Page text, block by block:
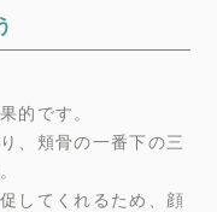
的です。
、頬骨の一番下の三
してくれるため、顔